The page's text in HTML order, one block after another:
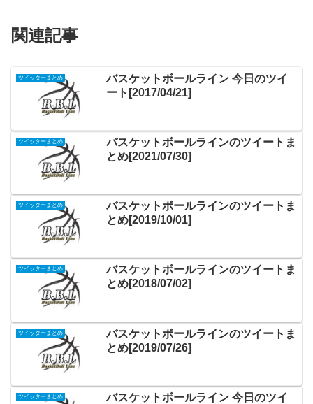
関連記事
ツイッターまとめ
バスケットボールライン 今日のツイ
ート[2017/04/21]
ツイッターまとめ
バスケットボールラインのツイートま
とめ[2021/07/30]
ツイッターまとめ
バスケットボールラインのツイートま
とめ[2019/10/01]
ツイッターまとめ
バスケットボールラインのツイートま
とめ[2018/07/02]
ツイッターまとめ
バスケットボールラインのツイートま
とめ[2019/07/26]
ツイッターまとめ
バスケットボールライン 今日のツイ